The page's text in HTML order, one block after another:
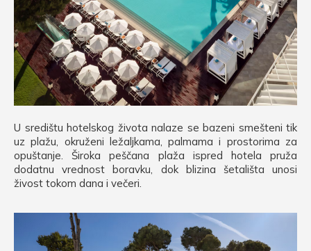
U središtu hotelskog života nalaze se bazeni smešteni tik
uz plažu, okruženi ležaljkama, palmama i prostorima za
opuštanje. Široka peščana plaža ispred hotela pruža
dodatnu vrednost boravku, dok blizina šetališta unosi
živost tokom dana i večeri.